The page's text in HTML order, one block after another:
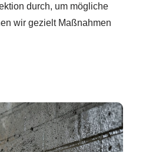
durch, um mögliche
wir gezielt Maßnahmen